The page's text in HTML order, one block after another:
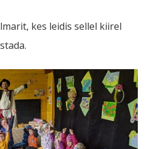
kes leidis sellel kiirel